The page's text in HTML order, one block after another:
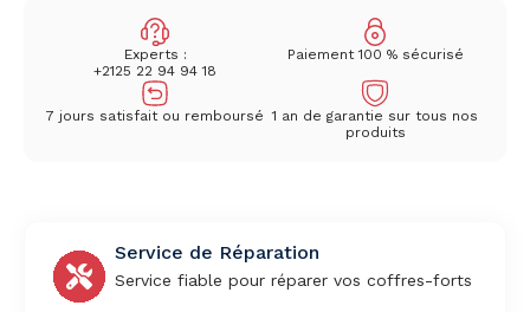
Experts :
+2125 22 94 94 18
Paiement 100 % sécurisé
7 jours satisfait ou remboursé 1 an de garantie sur tous nos
produits
Service de Réparation
Service fiable pour réparer vos coffres-forts